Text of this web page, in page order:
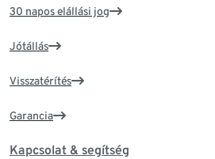
30 napos elállási jog
Jótállás
Visszatérítés
Garancia
Kapcsolat & segítség